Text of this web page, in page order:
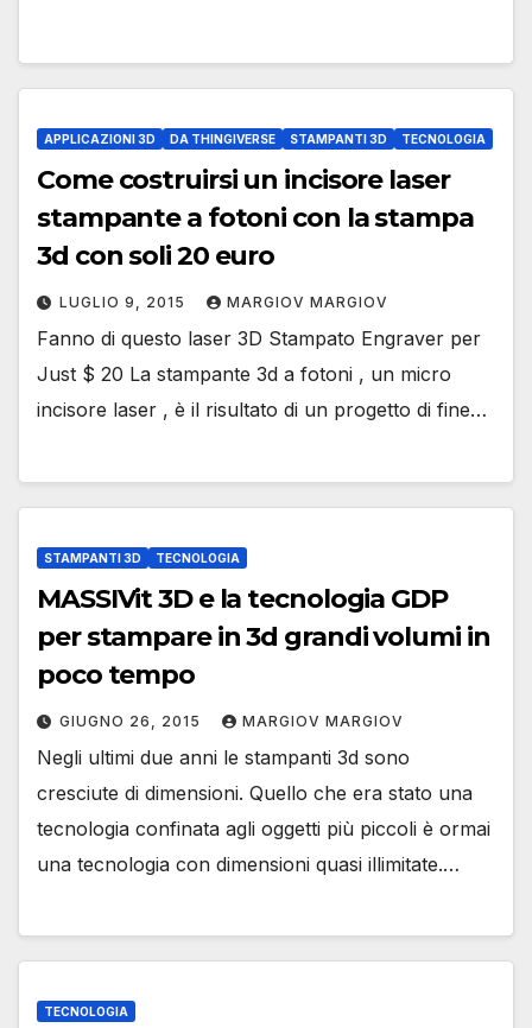
APPLICAZIONI 3D DA THINGIVERSE STAMPANTI 3D TECNOLOGIA
Come costruirsi un incisore laser
stampante a fotoni con la stampa
3d con soli 20 euro
LUGLIO 9, 2015 MARGIOV MARGIOV
Fanno di questo laser 3D Stampato Engraver per
Just $ 20 La stampante 3d a fotoni , un micro
incisore laser , è il risultato di un progetto di fine…
STAMPANTI 3D TECNOLOGIA
MASSIVit 3D e la tecnologia GDP
per stampare in 3d grandi volumi in
poco tempo
GIUGNO 26, 2015 MARGIOV MARGIOV
Negli ultimi due anni le stampanti 3d sono
cresciute di dimensioni. Quello che era stato una
tecnologia confinata agli oggetti più piccoli è ormai
una tecnologia con dimensioni quasi illimitate.…
TECNOLOGIA